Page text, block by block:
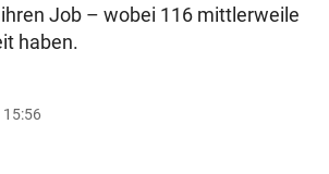
Job – wobei 116 mittlerweile
haben.